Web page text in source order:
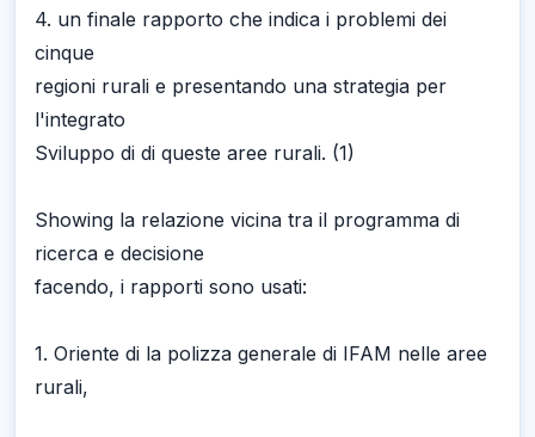
4. un finale rapporto che indica i problemi dei
cinque
regioni rurali e presentando una strategia per
l'integrato
Sviluppo di di queste aree rurali. (1)
Showing la relazione vicina tra il programma di
ricerca e decisione
facendo, i rapporti sono usati:
1. Oriente di la polizza generale di IFAM nelle aree
rurali,